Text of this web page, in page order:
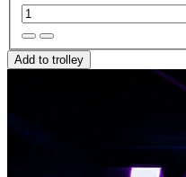
Add to trolley